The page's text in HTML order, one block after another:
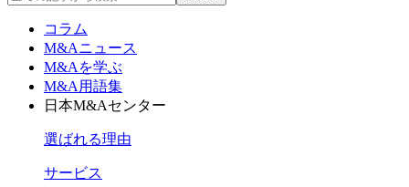
コラム
M&Aニュース
M&Aを学ぶ
M&A用語集
日本M&Aセンター
選ばれる理由
サービス